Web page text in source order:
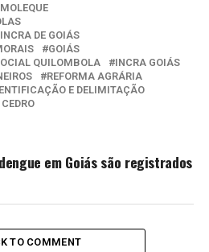
DE GOIÁS
GOIÁS
QUILOMBOLA
INCRA GOIÁS
REFORMA AGRÁRIA
E DELIMITAÇÃO
em Goiás são registrados
TO COMMENT